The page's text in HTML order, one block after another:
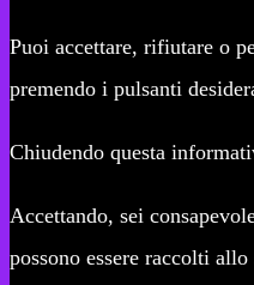
Puoi accettare, rifiutare o
premendo i pulsanti
Chiudendo questa
Accettando, sei
possono essere raccolti